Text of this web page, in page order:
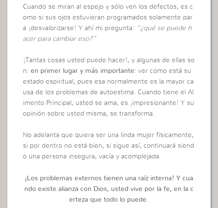
Cuando se miran al espejo y sólo ven los defectos, es c
omo si sus ojos estuvieran programados solamente par
a ¡desvalorizarse! Y ahí mi pregunta:
“¿qué se puede h
acer para cambiar eso?”
¡Tantas cosas usted puede hacer!, y algunas de ellas so
n:en primer lugar y más importante:ver como está su
estado espiritual, pues esa normalmente es la mayor ca
usa de los problemas de autoestima. Cuando tiene el Al
imento Principal, usted se ama, es ¡impresionante! Y su
opinión sobre usted misma, se transforma.
No adelanta que quiera ser una linda mujer físicamente,
si por dentro no está bien, si sigue así, continuará siend
o una persona insegura, vacía y acomplejada.
¡Los problemas externos tienen una raíz interna! Y cua
ndo existe alianza con Dios, usted vive por la fe, en la c
erteza que todo lo puede.